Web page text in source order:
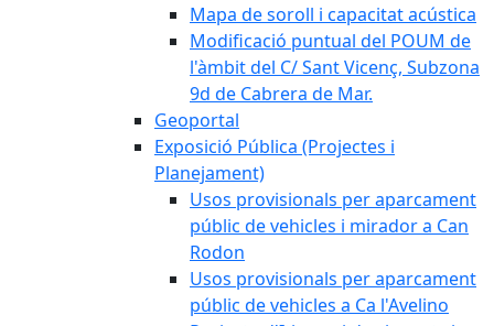
Mapa de soroll i capacitat acústica
Modificació puntual del POUM de
l'àmbit del C/ Sant Vicenç, Subzona
9d de Cabrera de Mar.
Geoportal
Exposició Pública (Projectes i
Planejament)
Usos provisionals per aparcament
públic de vehicles i mirador a Can
Rodon
Usos provisionals per aparcament
públic de vehicles a Ca l'Avelino